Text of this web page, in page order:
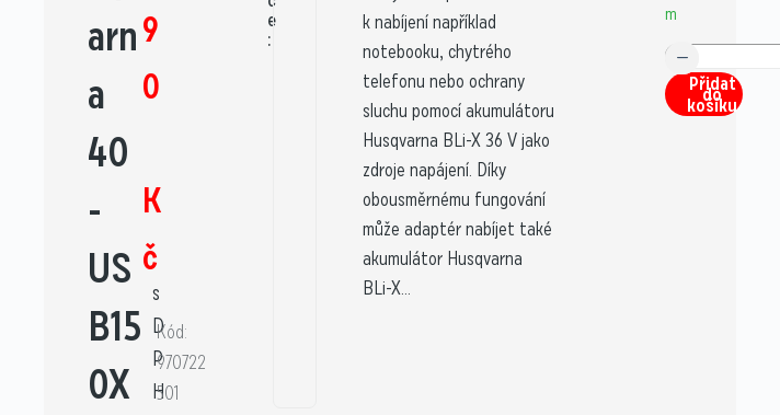
arn
a
40
-
US
B15
0X
9
0
K
č
s
D
P
H
Kód:
970722
501
e
:
k nabíjení například
notebooku, chytrého
telefonu nebo ochrany
sluchu pomocí akumulátoru
Husqvarna BLi-X 36 V jako
zdroje napájení. Díky
obousměrnému fungování
může adaptér nabíjet také
akumulátor Husqvarna
BLi-X...
m
Přidat
do
košíku